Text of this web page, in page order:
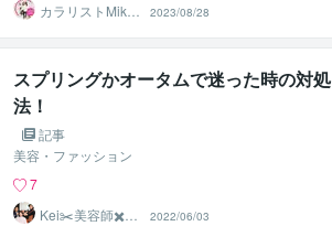
カラリストMiki
★★診断ランキ
ング１位
2023/08/28
スプリングかオータムで迷った時の対処
法！
記事
美容・ファッション
7
Kei✂️美容師✖️似
合わせの専門家
2022/06/03